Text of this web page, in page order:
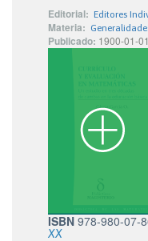
Editorial: Editores
Materia:
Publicado: 1900-01-01
ISBN 978-980-07-
XX